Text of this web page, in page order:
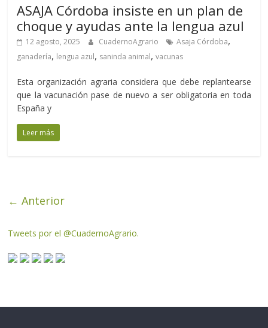
ASAJA Córdoba insiste en un plan de
choque y ayudas ante la lengua azul
12 agosto, 2025 CuadernoAgrario Asaja Córdoba,
ganadería, lengua azul, saninda animal,vacunas
Esta organización agraria considera que debe replantearse
que la vacunación pase de nuevo a ser obligatoria en toda
España y
Leer más
← Anterior
Tweets por el @CuadernoAgrario.